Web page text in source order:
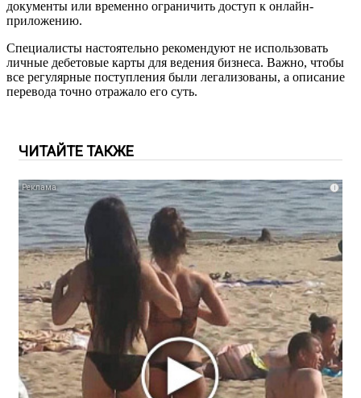
документы или временно ограничить доступ к онлайн-
приложению.
Специалисты настоятельно рекомендуют не использовать
личные дебетовые карты для ведения бизнеса. Важно, чтобы
все регулярные поступления были легализованы, а описание
перевода точно отражало его суть.
ЧИТАЙТЕ ТАКЖЕ
i